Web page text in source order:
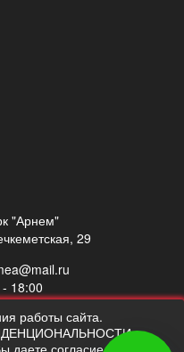
"Арнем"
29
18:00
работы сайта.
согласие на